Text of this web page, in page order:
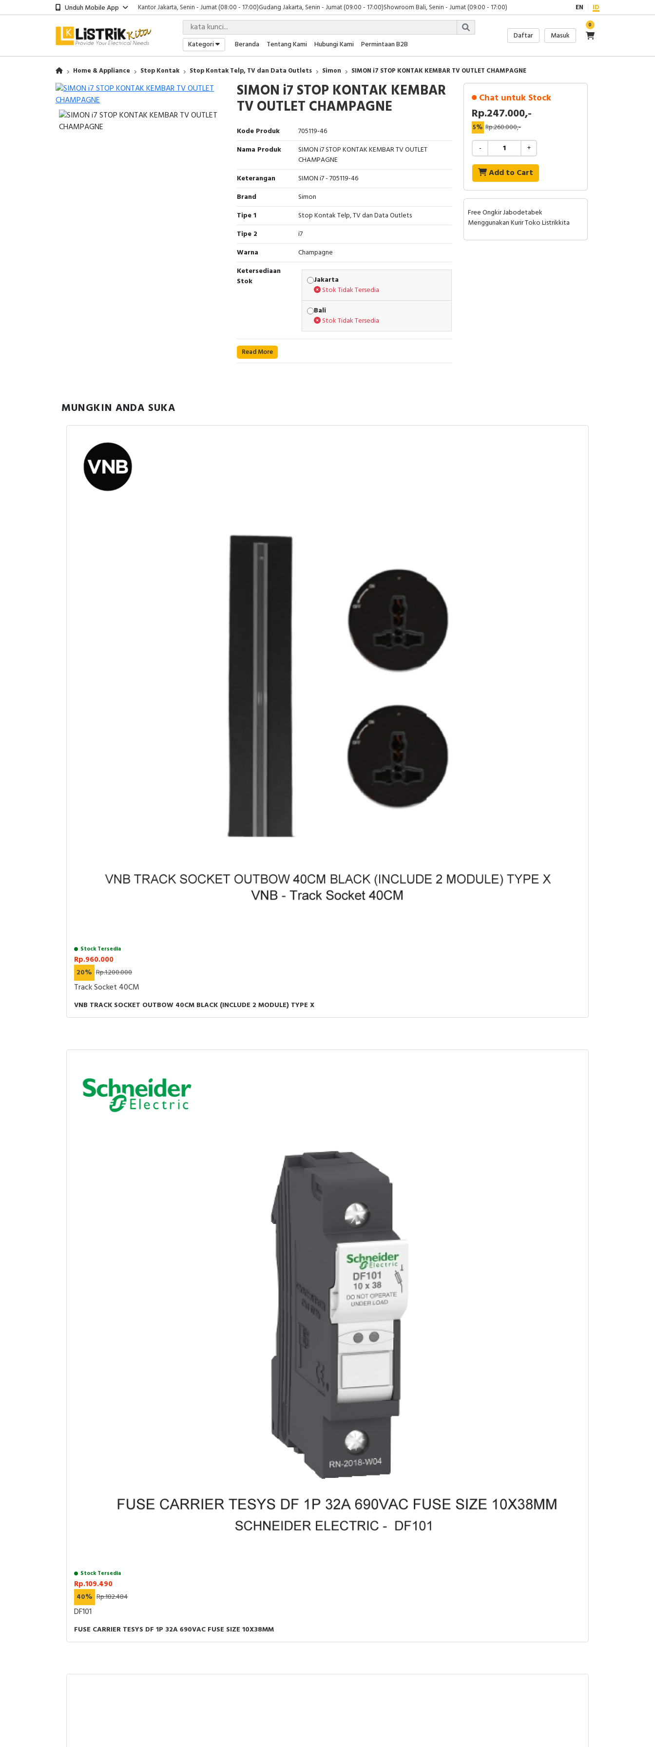
Unduh Mobile App Kantor Jakarta, Senin - Jumat (08:00 - 17:00)Gudang Jakarta, Senin - Jumat (09:00 - 17:00)Showroom Bali, Senin - Jumat (09:00 - 17:00) EN ID
Kategori Beranda Tentang Kami Hubungi Kami Permintaan B2B
Daftar Masuk
0
Home & Appliance Stop Kontak Stop Kontak Telp, TV dan Data Outlets Simon SIMON i7 STOP KONTAK KEMBAR TV OUTLET CHAMPAGNE
SIMON i7 STOP KONTAK KEMBAR
TV OUTLET CHAMPAGNE
Kode Produk
705119-46
Nama Produk
SIMON i7 STOP KONTAK KEMBAR TV OUTLET
CHAMPAGNE
Keterangan
SIMON i7 - 705119-46
Brand
Simon
Tipe 1
Stop Kontak Telp, TV dan Data Outlets
Tipe 2
i7
Warna
Champagne
Ketersediaan
Stok
Jakarta
Stok Tidak Tersedia
Bali
Stok Tidak Tersedia
Read More
Chat untuk Stock
Rp.247.000,-
5% Rp.260.000,-
- +
Add to Cart
Free Ongkir Jabodetabek
Menggunakan Kurir Toko Listrikkita
MUNGKIN ANDA SUKA
Stock Tersedia
Rp.960.000
20% Rp.1.200.000
Track Socket 40CM
VNB TRACK SOCKET OUTBOW 40CM BLACK (INCLUDE 2 MODULE) TYPE X
Stock Tersedia
Rp.109.490
40% Rp.182.484
DF101
FUSE CARRIER TESYS DF 1P 32A 690VAC FUSE SIZE 10X38MM